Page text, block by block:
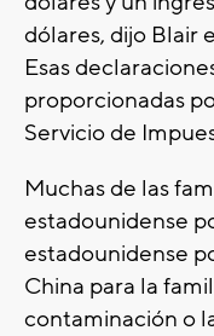
dólares, dijo Blair
Esas
proporcionadas
Servicio de
Muchas de las
estadounidense
estadounidense
China para la
contaminación o